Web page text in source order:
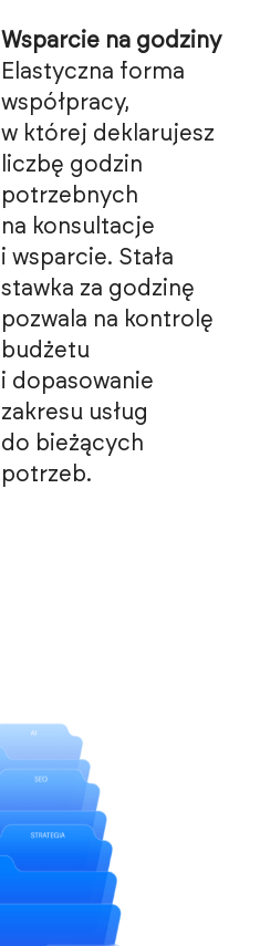
Wsparcie na godziny
Elastyczna forma
współpracy,
w której deklarujesz
liczbę godzin
potrzebnych
na konsultacje
i wsparcie. Stała
stawka za godzinę
pozwala na kontrolę
budżetu
i dopasowanie
zakresu usług
do bieżących
potrzeb.